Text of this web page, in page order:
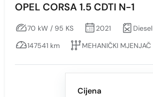
OPEL CORSA 1.5 CDTI N-1
70 kW / 95 KS 2021
Diesel
147541 km
MEHANIČKI MJENJAČ
Cijena